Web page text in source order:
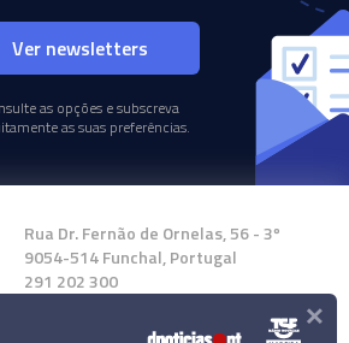
Ver newsletters
as opções e subscreva
as suas preferências.
Rua Dr. Fernão de Ornelas, 56 - 3º
9054-514 Funchal, Portugal
291 202 300
Instale a nossa App ×